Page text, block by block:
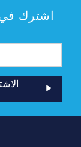
اشترك في